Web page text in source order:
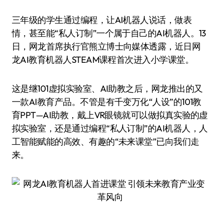
三年级的学生通过编程，让AI机器人说话，做表
情，甚至能“私人订制”一个属于自己的AI机器人。13
日，网龙首席执行官熊立博士向媒体透露，近日网
龙AI教育机器人STEAM课程首次进入小学课堂。
这是继101虚拟实验室、AI助教之后，网龙推出的又
一款AI教育产品。不管是有千变万化“人设”的101教
育PPT—AI助教，戴上VR眼镜就可以做拟真实验的虚
拟实验室，还是通过编程“私人订制”的AI机器人，人
工智能赋能的高效、有趣的“未来课堂”已向我们走
来。